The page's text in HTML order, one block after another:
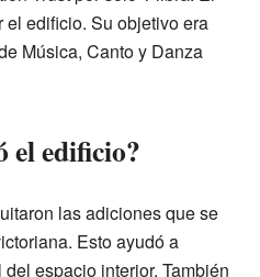
el edificio. Su objetivo era
Música, Canto y Danza
el edificio?
las adiciones que se
Esto ayudó a
espacio interior. También